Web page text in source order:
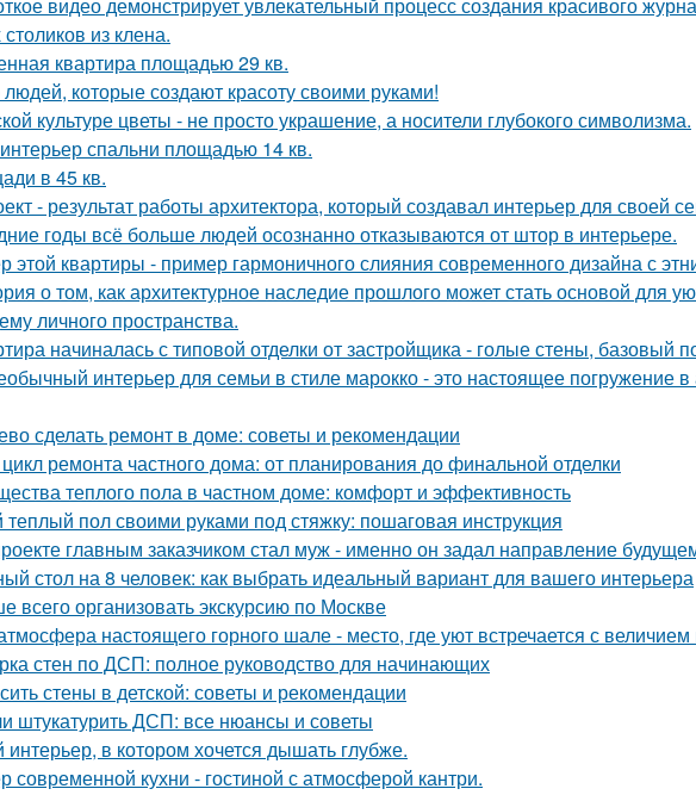
из клена.
квартира площадью 29 кв.
которые создают красоту своими руками!
культуре цветы - не просто украшение, а носители глубокого символизма.
спальни площадью 14 кв.
в 45 кв.
- результат работы архитектора, который создавал интерьер для своей
годы всё больше людей осознанно отказываются от штор в интерьере.
этой квартиры - пример гармоничного слияния современного дизайна с
о том, как архитектурное наследие прошлого может стать основой для
личного пространства.
начиналась с типовой отделки от застройщика - голые стены, базовый
интерьер для семьи в стиле марокко - это настоящее погружение
сделать ремонт в доме: советы и рекомендации
ремонта частного дома: от планирования до финальной отделки
теплого пола в частном доме: комфорт и эффективность
пол своими руками под стяжку: пошаговая инструкция
главным заказчиком стал муж - именно он задал направление
стол на 8 человек: как выбрать идеальный вариант для вашего интерьера
всего организовать экскурсию по Москве
настоящего горного шале - место, где уют встречается с
стен по ДСП: полное руководство для начинающих
стены в детской: советы и рекомендации
штукатурить ДСП: все нюансы и советы
в котором хочется дышать глубже.
современной кухни - гостиной с атмосферой кантри.